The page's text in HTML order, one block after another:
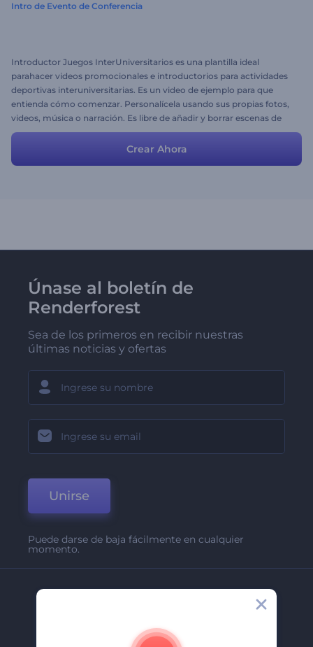
Intro de Evento de Conferencia
Introductor Juegos InterUniversitarios es una plantilla ideal
parahacer videos promocionales e introductorios para actividades
deportivas interuniversitarias. Es un video de ejemplo para que
entienda cómo comenzar. Personalícela usando sus propias fotos,
videos, música o narración. Es libre de añadir y borrar escenas de
ser necesario.
Crear Ahora
Únase al boletín de
Renderforest
Sea de los primeros en recibir nuestras
últimas noticias y ofertas
Unirse
Puede darse de baja fácilmente en cualquier
momento.